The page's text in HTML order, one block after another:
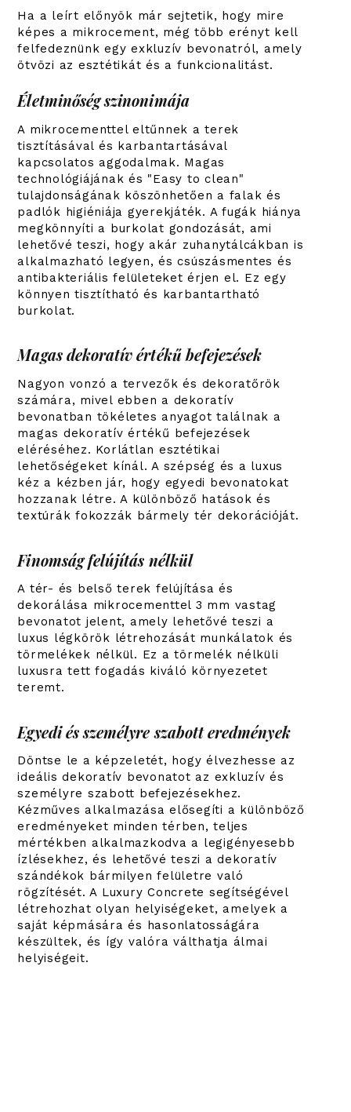
Ha a leírt előnyök már sejtetik, hogy mire
képes a mikrocement, még több erényt kell
felfedeznünk egy exkluzív bevonatról, amely
ötvözi az esztétikát és a funkcionalitást.
Életminőség szinonimája
A mikrocementtel eltűnnek a terek
tisztításával és karbantartásával
kapcsolatos aggodalmak. Magas
technológiájának és "Easy to clean"
tulajdonságának köszönhetően a falak és
padlók higiéniája gyerekjáték. A fugák hiánya
megkönnyíti a burkolat gondozását, ami
lehetővé teszi, hogy akár zuhanytálcákban is
alkalmazható legyen, és csúszásmentes és
antibakteriális felületeket érjen el. Ez egy
könnyen tisztítható és karbantartható
burkolat.
Magas dekoratív értékű befejezések
Nagyon vonzó a tervezők és dekoratőrök
számára, mivel ebben a dekoratív
bevonatban tökéletes anyagot találnak a
magas dekoratív értékű befejezések
eléréséhez. Korlátlan esztétikai
lehetőségeket kínál. A szépség és a luxus
kéz a kézben jár, hogy egyedi bevonatokat
hozzanak létre. A különböző hatások és
textúrák fokozzák bármely tér dekorációját.
Finomság felújítás nélkül
A tér- és belső terek felújítása és
dekorálása mikrocementtel 3 mm vastag
bevonatot jelent, amely lehetővé teszi a
luxus légkörök létrehozását munkálatok és
törmelékek nélkül. Ez a törmelék nélküli
luxusra tett fogadás kiváló környezetet
teremt.
Egyedi és személyre szabott eredmények
Döntse le a képzeletét, hogy élvezhesse az
ideális dekoratív bevonatot az exkluzív és
személyre szabott befejezésekhez.
Kézműves alkalmazása elősegíti a különböző
eredményeket minden térben, teljes
mértékben alkalmazkodva a legigényesebb
ízlésekhez, és lehetővé teszi a dekoratív
szándékok bármilyen felületre való
rögzítését.A Luxury Concrete segítségével
létrehozhat olyan helyiségeket, amelyek a
saját képmására és hasonlatosságára
készültek, és így valóra válthatja álmai
helyiségeit.